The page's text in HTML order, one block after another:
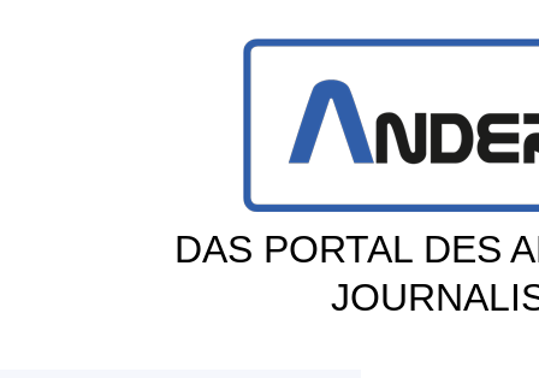
DAS PORTAL DES